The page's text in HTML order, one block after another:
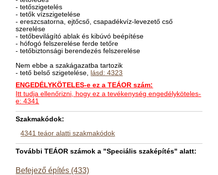
- tetőszigetelés
- tetők vízszigetelése
- ereszcsatorna, ejtőcső, csapadékvíz-levezető cső
szerelése
- tetőbevilágító ablak és kibúvó beépítése
- hófogó felszerelése ferde tetőre
- tetőbiztonsági berendezés felszerelése
Nem ebbe a szakágazatba tartozik
- tető belső szigetelése, lásd: 4323
ENGEDÉLYKÖTELES-e ez a TEÁOR szám:
Itt tudja ellenőrizni, hogy ez a tevékenység engedélyköteles-
e: 4341
Szakmakódok:
4341 teáor alatti szakmakódok
További TEÁOR számok a "Speciális szaképítés" alatt:
Befejező építés (433)